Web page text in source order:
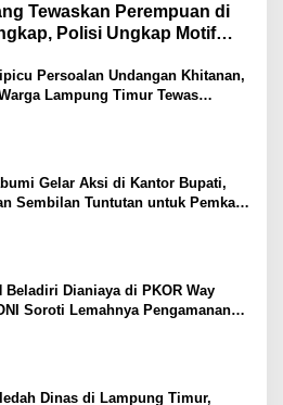
Tewaskan Perempuan di
Polisi Ungkap Motif
Persoalan Undangan Khitanan,
Lampung Timur Tewas
Gelar Aksi di Kantor Bupati,
Sembilan Tuntutan untuk Pemkab
Beladiri Dianiaya di PKOR Way
Soroti Lemahnya Pengamanan
Dinas di Lampung Timur,